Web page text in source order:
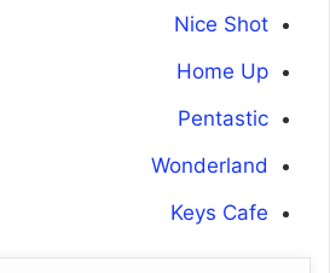
Nice Shot
Home Up
Pentastic
Wonderland
Keys Cafe